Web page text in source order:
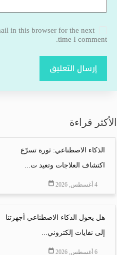
in this browser for the next
time I comment.
إرسال التعليق
الأكثر قراءة
الذكاء الاصطناعي: ثورة تسرّع
اكتشاف العلاجات وتعيد ت...
4 أغسطس, 2026
هل يحول الذكاء الاصطناعي أجهزتنا
إلى نفايات إلكتروني...
6 أغسطس, 2026